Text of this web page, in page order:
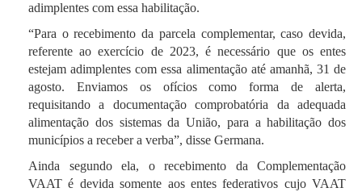
adimplentes com essa habilitação.
“Para o recebimento da parcela complementar, caso devida,
referente ao exercício de 2023, é necessário que os entes
estejam adimplentes com essa alimentação até amanhã, 31 de
agosto. Enviamos os ofícios como forma de alerta,
requisitando a documentação comprobatória da adequada
alimentação dos sistemas da União, para a habilitação dos
municípios a receber a verba”, disse Germana.
Ainda segundo ela, o recebimento da Complementação
VAAT é devida somente aos entes federativos cujo VAAT